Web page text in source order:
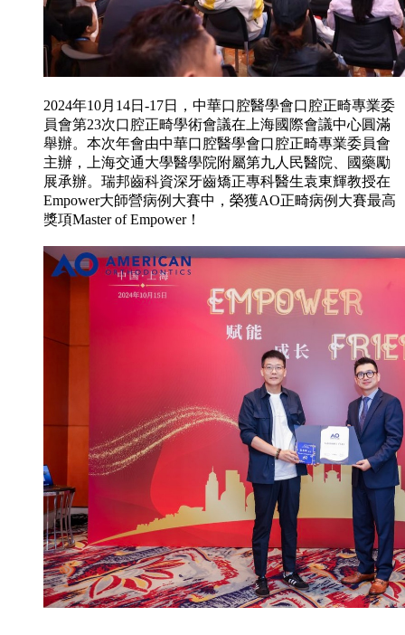
2024年10月14日-17日，中華口腔醫學會口腔正畸專業委
員會第23次口腔正畸學術會議在上海國際會議中心圓滿
舉辦。本次年會由中華口腔醫學會口腔正畸專業委員會
主辦，上海交通大學醫學院附屬第九人民醫院、國藥勵
展承辦。瑞邦齒科資深牙齒矯正專科醫生袁東輝教授在
Empower大師營病例大賽中，榮獲AO正畸病例大賽最高
獎項Master of Empower！